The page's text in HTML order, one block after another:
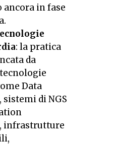
ancora in fase
: la pratica
da
Data
sistemi di NGS
infrastrutture